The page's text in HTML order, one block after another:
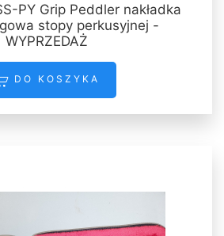
PY Grip Peddler nakładka
stopy perkusyjnej -
WYPRZEDAŻ
DO KOSZYKA